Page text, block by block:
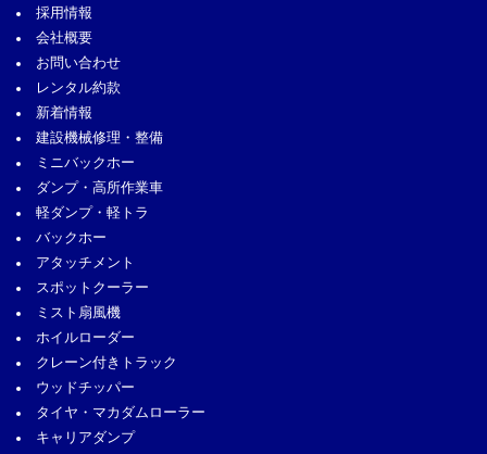
採用情報
会社概要
お問い合わせ
レンタル約款
新着情報
建設機械修理・整備
ミニバックホー
ダンプ・高所作業車
軽ダンプ・軽トラ
バックホー
アタッチメント
スポットクーラー
ミスト扇風機
ホイルローダー
クレーン付きトラック
ウッドチッパー
タイヤ・マカダムローラー
キャリアダンプ